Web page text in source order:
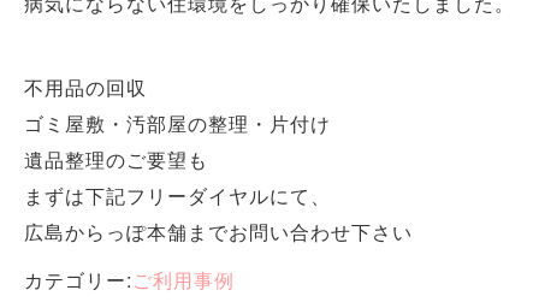
不用品の回収
ゴミ屋敷・汚部屋の整理・片付け
遺品整理のご要望も
まずは下記フリーダイヤルにて、
広島からっぽ本舗までお問い合わせ下さい
カテゴリー:ご利用事例